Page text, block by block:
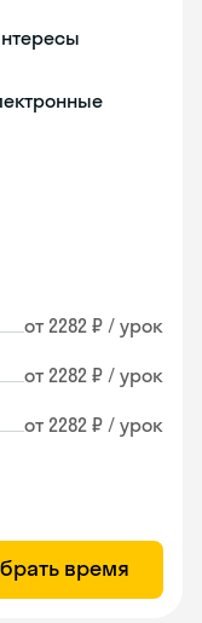
от 2282 ₽ / урок
от 2282 ₽ / урок
от 2282 ₽ / урок
время